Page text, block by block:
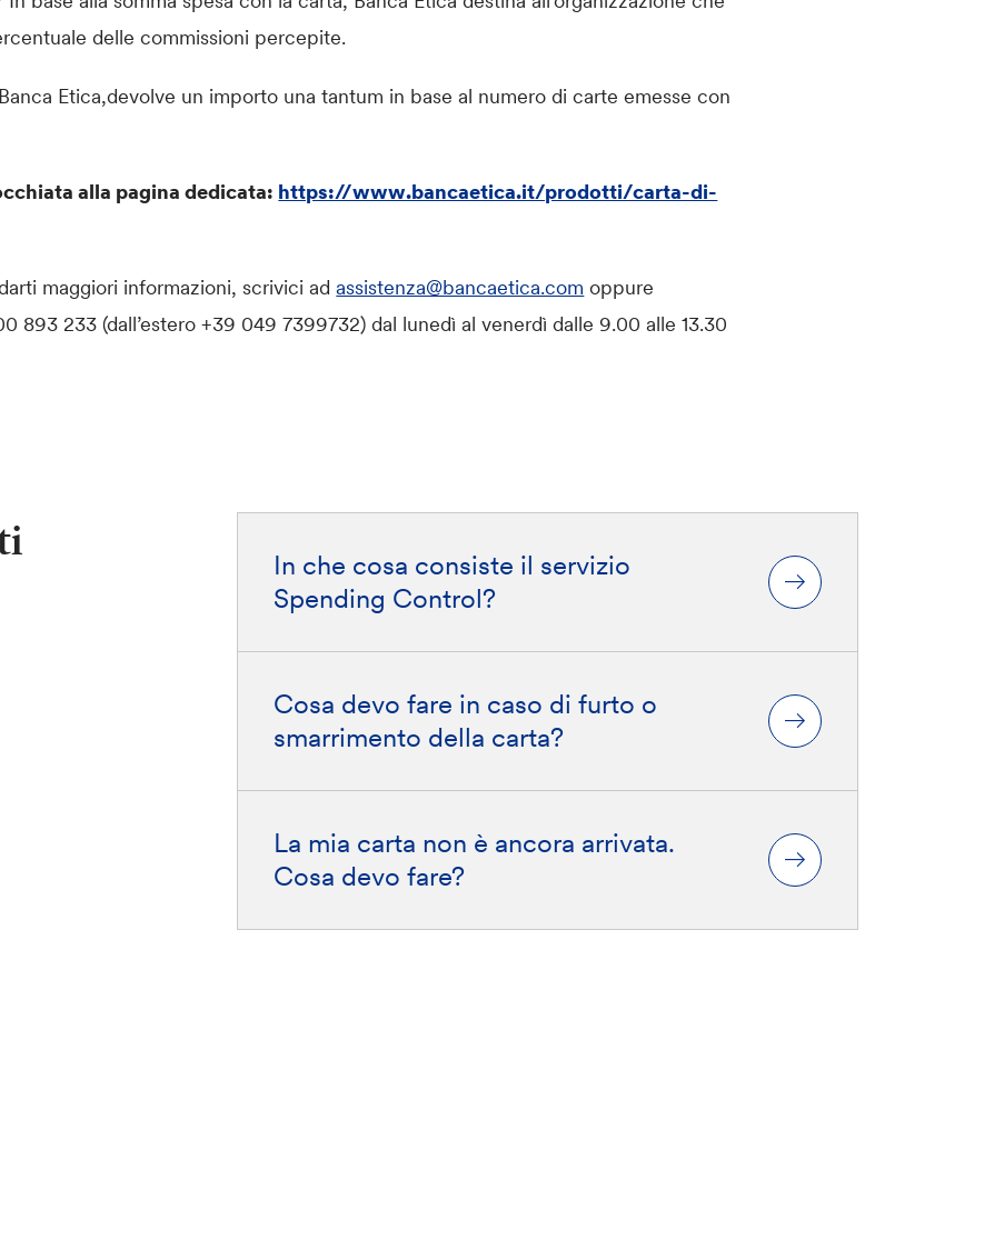
delle commissioni percepite.
Etica,devolve un importo una tantum in base al numero di carte emesse con
alla pagina dedicata: https://www.bancaetica.it/prodotti/carta-di-
maggiori informazioni, scrivici adassistenza@bancaetica.com oppure
893 233 (dall’estero +39 049 7399732) dal lunedì al venerdì dalle 9.00 alle 13.30
In che cosa consiste il servizio
Spending Control?
Cosa devo fare in caso di furto o
smarrimento della carta?
La mia carta non è ancora arrivata.
Cosa devo fare?